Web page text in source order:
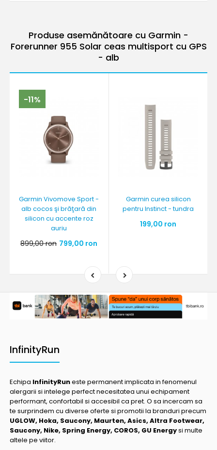
Produse asemănătoare cu Garmin -
Forerunner 955 Solar ceas multisport cu GPS
- alb
-11%
Garmin Vivomove Sport -
alb cocos şi brăţară din
silicon cu accente roz
auriu
899,00 ron 799,00 ron
Garmin curea silicon
pentru Instinct - tundra
199,00 ron
InfinityRun
Echipa InfinityRuneste permanent implicata in fenomenul
alergarii si intelege perfect necesitatea unui echipament
performant, confortabil si accesibil ca pret. O sa incercam sa
te surprindem cu diverse oferte si promotii la branduri precum
UGLOW, Hoka, Saucony, Maurten, Asics, Altra Footwear,
Saucony, Nike, Spring Energy, COROS, GU Energysi multe
altele pe viitor.